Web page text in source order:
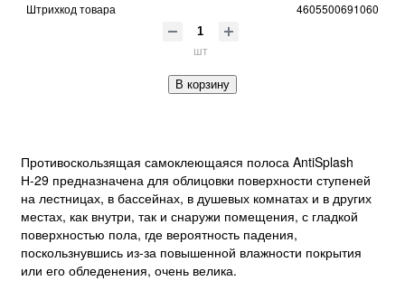
Штрихкод товара 4605500691060
шт
В корзину
Противоскользящая самоклеющаяся полоса AntiSplash
Н-29 предназначена для облицовки поверхности ступеней
на лестницах, в бассейнах, в душевых комнатах и в других
местах, как внутри, так и снаружи помещения, с гладкой
поверхностью пола, где вероятность падения,
поскользнувшись из-за повышенной влажности покрытия
или его обледенения, очень велика.